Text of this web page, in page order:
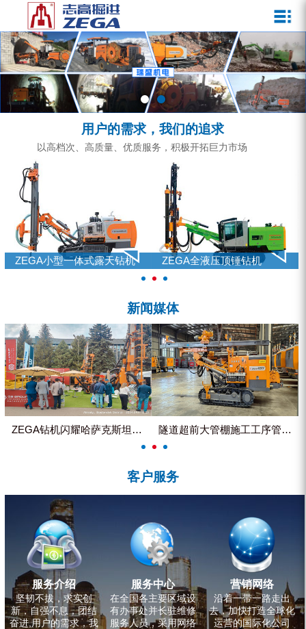
企业文化
发展历程
资质荣誉
宣传视频
公司新闻
行业动态
ZEGA一体式潜孔钻机
ZEGA地下掘进台车
ZEGA小型一体式露天钻机
ZEGA全液压顶锤钻机
锚固钻机系列
FY水井钻车系列
水井专用螺杆空压机
雾炮机
洗轮机
服务介绍
服务中心
营销网络
用户的需求，我们的追求
以高档次、高质量、优质服务，积极开拓巨力市场
ZEGA小型一体式露天钻机 ZEGA全液压顶锤钻机
新闻媒体
ZEGA钻机闪耀哈萨克斯坦国际... 隧道超前大管棚施工工序管理控制
客户服务
服务介绍
坚韧不拔，求实创
新，自强不息，团结
奋进,用户的需求，我
服务中心
在全国各主要区域设
有办事处并长驻维修
服务人员，采用网络
营销网络
沿着一带一路走出
去，加快打造全球化
运营的国际化公司